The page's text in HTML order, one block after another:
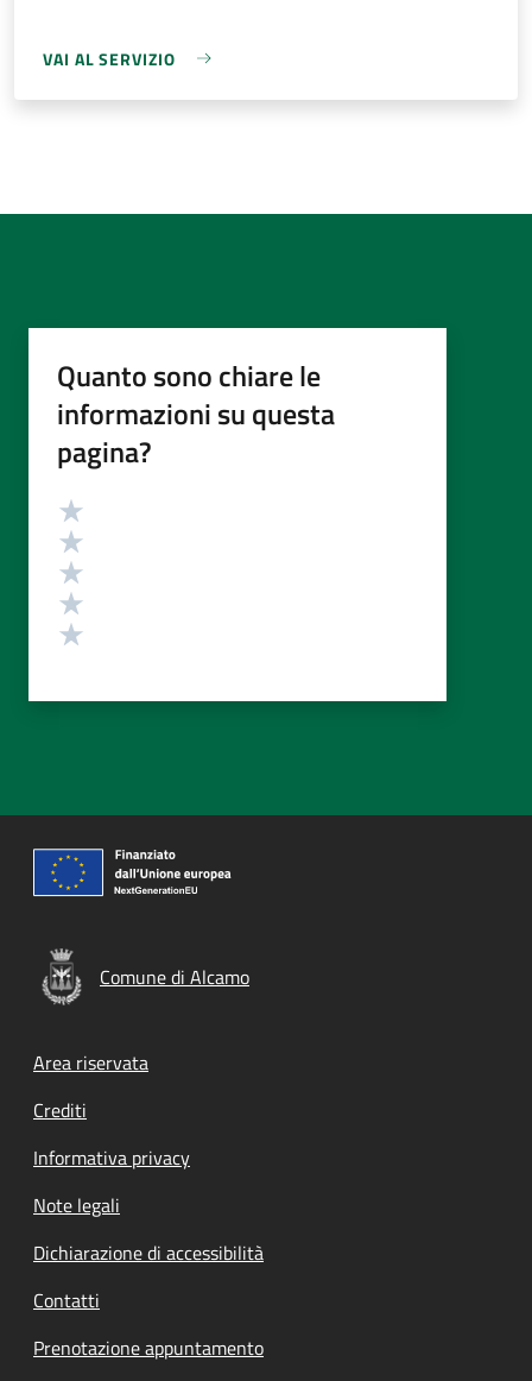
VAI AL SERVIZIO
Quanto sono chiare le
informazioni su questa
pagina?
Valutazione
Comune di Alcamo
Footer menu
Area riservata
Crediti
Informativa privacy
Note legali
Dichiarazione di accessibilità
Contatti
Prenotazione appuntamento